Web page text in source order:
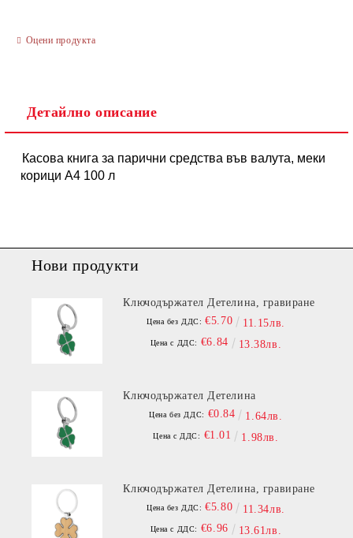
Оцени продукта
Детайлно описание
Касова книга за парични средства във валута, меки
корици А4 100 л
Нови продукти
Ключодържател Детелина, гравиране
Цена без ДДС: €5.70 11.15лв.
Цена с ДДС: €6.84 13.38лв.
Ключодържател Детелина
Цена без ДДС: €0.84 1.64лв.
Цена с ДДС: €1.01 1.98лв.
Ключодържател Детелина, гравиране
Цена без ДДС: €5.80 11.34лв.
Цена с ДДС: €6.96 13.61лв.